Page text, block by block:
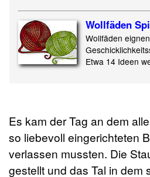
Wollfäden
Wollfäden
Etwa 14 Ideen
Es kam der Tag an dem
so liebevoll eingerichteten
verlassen mussten. Die
gestellt und das Tal in dem